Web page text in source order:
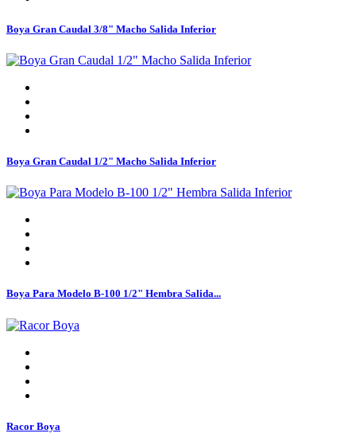
Boya Gran Caudal 3/8" Macho Salida Inferior
Boya Gran Caudal 1/2" Macho Salida Inferior
Boya Para Modelo B-100 1/2" Hembra Salida...
Racor Boya